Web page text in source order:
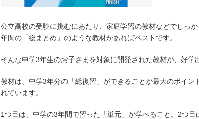
公立高校の受験に挑むにあたり、家庭学習の教材などでしっ
年間の「総まとめ」のような教材があればベストです。
そんな中学3年生のお子さまを対象に開発された教材が、好
教材は、中学3年分の「総復習」ができることが最大のポイ
れています。
1つ目は、中学の3年間で習った「単元」が学べること。2つ